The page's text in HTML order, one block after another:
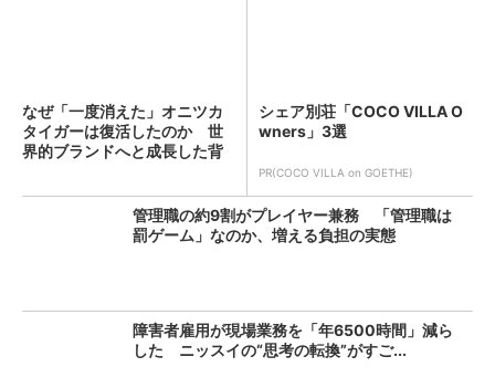
なぜ「一度消えた」オニツカ
タイガーは復活したのか 世
界的ブランドへと成長した背
シェア別荘「COCO VILLA O
wners」3選
PR(COCO VILLA on GOETHE)
管理職の約9割がプレイヤー兼務 「管理職は
罰ゲーム」なのか、増える負担の実態
障害者雇用が現場業務を「年6500時間」減ら
した ニッスイの“思考の転換”がすご...